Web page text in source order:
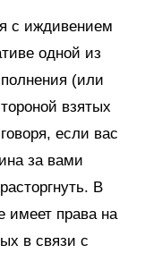
с иждивением
одной из
(или
взятых
если вас
за вами
В
имеет права на
в связи с